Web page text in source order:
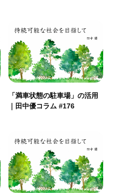
「満車状態の駐車場」の活用
｜田中優コラム #176